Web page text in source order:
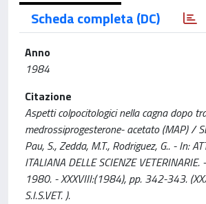
Scheda completa (DC)
Anno
1984
Citazione
Aspetti colpocitologici nella cagna dopo
medrossiprogesterone- acetato (MAP) /
Pau, S., Zedda, M.T., Rodriguez, G.. - In:
ITALIANA DELLE SCIENZE
1980. - XXXVIII:(1984), pp. 342-343.
S.I.S.VET. ).